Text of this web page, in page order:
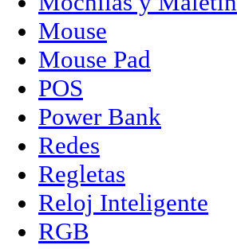
Mouse
Mouse Pad
POS
Power Bank
Redes
Regletas
Reloj Inteligente
RGB